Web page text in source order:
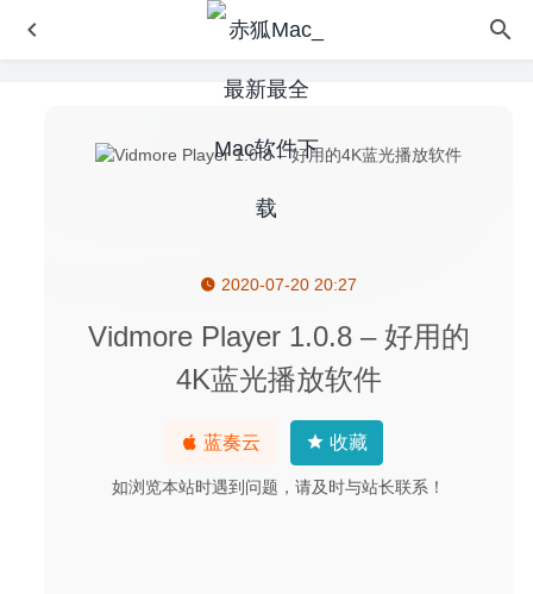
2020-07-20 20:27
Vidmore Player 1.0.8 – 好用的
4K蓝光播放软件
蓝奏云 收藏
如浏览本站时遇到问题，请及时与站长联系！
Flashcard Hero 3.6.2 – 学习卡片制作工具
洛雪音乐 1.1.1 中文版-全网无损音乐下载工具 2020-09-19
Amadine 1.0.8 – 矢量图绘图软件 2020-04-10
Unfolder 1.10.6 – 3D模型展开工具 2022-04-14